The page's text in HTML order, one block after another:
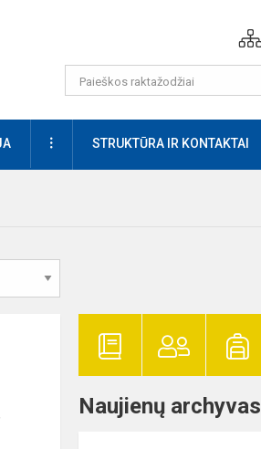
DAUGIAUSTRUKTŪRA IR KONTAKTAI
Naujienų archyvas